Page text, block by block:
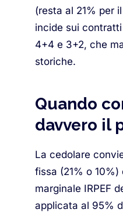
(resta al 21% per
incide sui
4+4 e 3+2, che
storiche.
Quando
davvero il
La cedolare
fissa (21% o 10%)
marginale IRPEF
applicata al 95%